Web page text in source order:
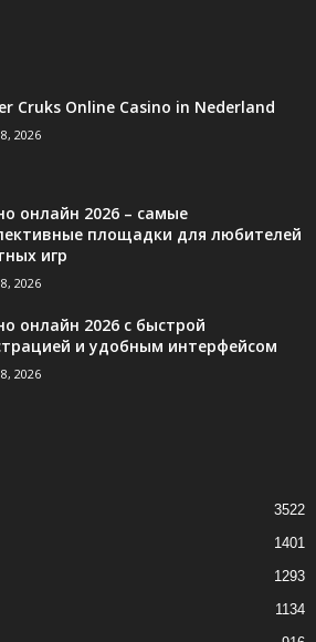
Cruks Online Casino in Nederland
2026
онлайн 2026 – самые
площадки для любителей
игр
2026
онлайн 2026 с быстрой
и удобным интерфейсом
2026
3522
1401
1293
1134